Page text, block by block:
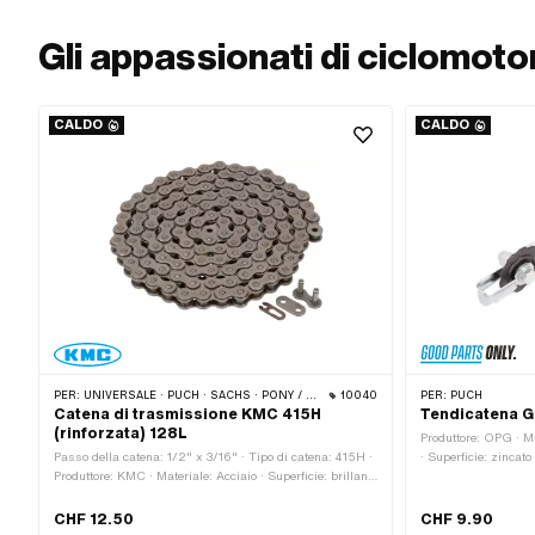
Gli appassionati di
CALDO
PER: UNIVERSALE · PUCH · SACHS · PONY / CILO (BETA 521 E 512) · ZÜNDAPP BELMONDO · TOMOS · CIAO BICICLETTA · ALPA CHOPPER / TURBO · CILO 10040
Catena di trasmissione KMC 415H
(rinforzata) 128L
Passo della catena: 1/2" x 3/16" · Tipo di catena: 415H ·
Produttore: KMC · Materiale: Acciaio · Superficie: brillante
Circonferenza di rotolamento: 1626 mm · Tipo di blocco a
CHF 12.50
CALDO
PER: PUCH
Tendicatena
Produttore: OPG ·
· Superficie:
fissaggio: 1 Stk ·
CHF 9.90